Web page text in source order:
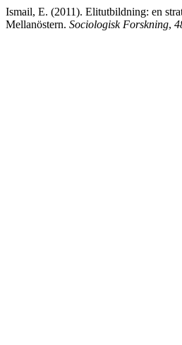
Ismail, E. (2011). Elitutbildning: en
Mellanöstern. Sociologisk Forskning,